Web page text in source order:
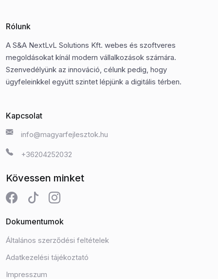
Rólunk
A S&A NextLvL Solutions Kft. webes és szoftveres
megoldásokat kínál modern vállalkozások számára.
Szenvedélyünk az innováció, célunk pedig, hogy
ügyfeleinkkel együtt szintet lépjünk a digitális térben.
Kapcsolat
info@magyarfejlesztok.hu
+36204252032
Kövessen minket
Dokumentumok
Általános szerződési feltételek
Adatkezelési tájékoztató
Impresszum